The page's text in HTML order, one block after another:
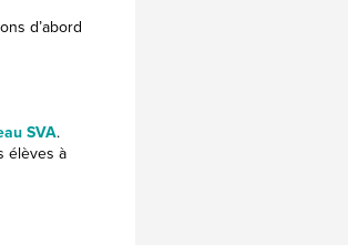
d’abord
SVA.
élèves à